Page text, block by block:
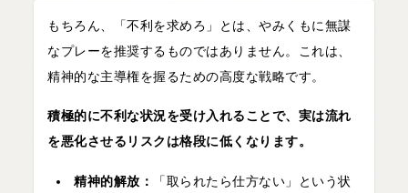
もちろん、「不利を求めろ」とは、やみくもに無謀
なプレーを推奨するものではありません。これは、
精神的な主導権を握るための高度な戦略です。
積極的に不利な状況を受け入れることで、実は流れ
を悪化させるリスクは格段に低くなります。
精神的解放：
「取られたら仕方ない」という状